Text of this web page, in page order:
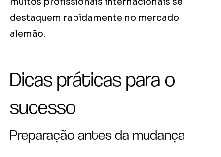
destaquem rapidamente no mercado
alemão.
Dicas práticas para o
sucesso
Preparação antes da mudança